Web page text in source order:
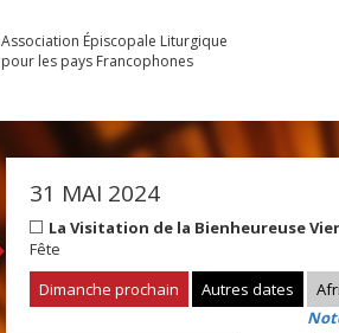
Association Épiscopale Liturgique
pour les pays Francophones
31 MAI 2024
La Visitation de la Bienheureuse
Fête
Dimanche prochain
Autres dates